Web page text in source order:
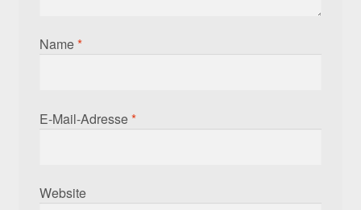
Name*
E-Mail-Adresse*
Website